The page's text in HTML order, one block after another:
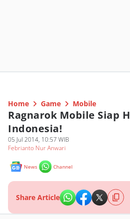
Home Game Mobile
Ragnarok Mobile Siap
Indonesia!
05 Jul 2014, 10:57 WIB
Febrianto Nur Anwari
News Channel
Share Article